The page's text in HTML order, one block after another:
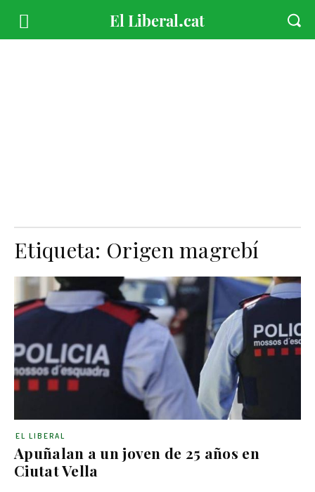
Etiqueta: Origen magrebí
Apuñalan a un joven de 25 años en
Ciutat Vella
EL LIBERAL